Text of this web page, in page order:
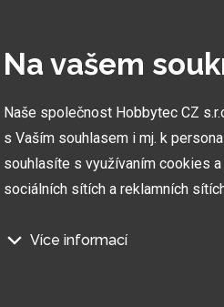
Na vašem
Naše společnost Hobbytec CZ
s Vaším souhlasem i mj. k
souhlasíte s využívaním cookies
sociálních sítích a reklamních
Více informací